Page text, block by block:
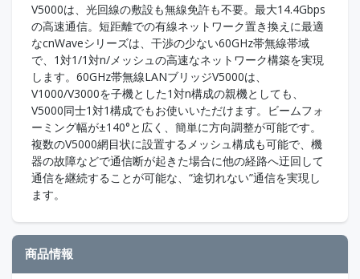
V5000は、光回線の敷設も無線免許も不要。最大14.4Gbps
の高速通信。短距離での有線ネットワーク置き換えに最適
なcnWaveシリーズは、干渉の少ない60GHz帯無線帯域
で、1対1/1対n/メッシュの高速なネットワーク構築を実現
します。60GHz帯無線LANブリッジV5000は、
V1000/V3000を子機とした1対n構成の親機としても、
V5000同士1対1構成でもお使いいただけます。ビームフォ
ーミング幅が±140°と広く、簡単に方向調整が可能です。
複数のV5000網目状に設置するメッシュ構成も可能で、機
器の故障などで通信断が起きた場合に他の経路へ迂回して
通信を継続することが可能な、“途切れない”通信を実現し
ます。
商品情報